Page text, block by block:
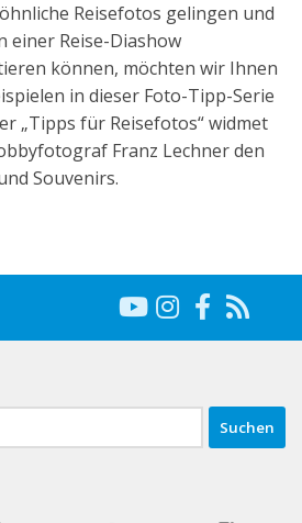
Reisefotos gelingen und
einer Reise-Diashow
können, möchten wir Ihnen
in dieser Foto-Tipp-Serie
„Tipps für Reisefotos“ widmet
Franz Lechner den
Souvenirs.